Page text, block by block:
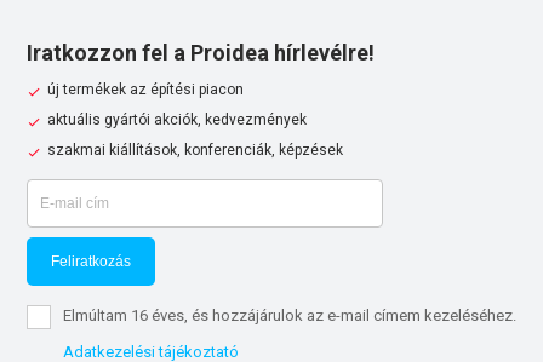
Iratkozzon fel a Proidea hírlevélre!
új termékek az építési piacon
aktuális gyártói akciók, kedvezmények
szakmai kiállítások, konferenciák, képzések
Feliratkozás
Elmúltam 16 éves, és hozzájárulok az e-mail címem kezeléséhez.
Adatkezelési tájékoztató